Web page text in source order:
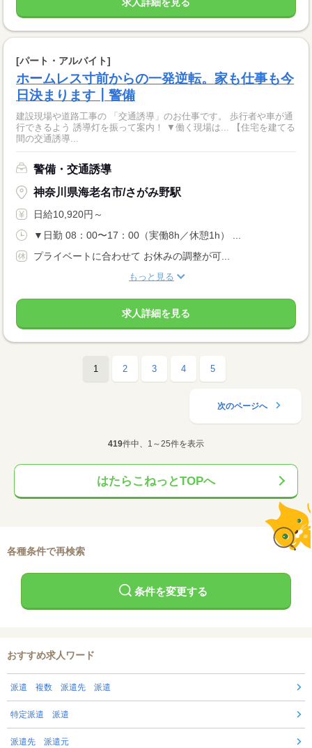
[パート・アルバイト]
ホームレス寸前からの一発逆転。家も仕事も今
日決まります┃警備
建設現場や道路工事の 「交通誘導」のお仕事です。 歩行者や車が通
行できるよう 誘導灯を振って案内！ ▼働く現場は... 【住宅を建てる
間の交通誘導...
警備・交通誘導
神奈川県海老名市/さがみ野駅
日給10,920円～
▼日勤 08：00〜17：00（実働8h／休憩1h） ...
プライベートに合わせて お休みの調整が可...
もっと見る
求人詳細を見る
1 2 3 4 5
次のページへ
419件中、1～25件を表示
はたらこねっとTOPへ
各種条件で再検索
条件を変更する
おすすめ求人ワード
派遣 複数 派遣先 派遣
特定派遣 派遣
派遣先 派遣元